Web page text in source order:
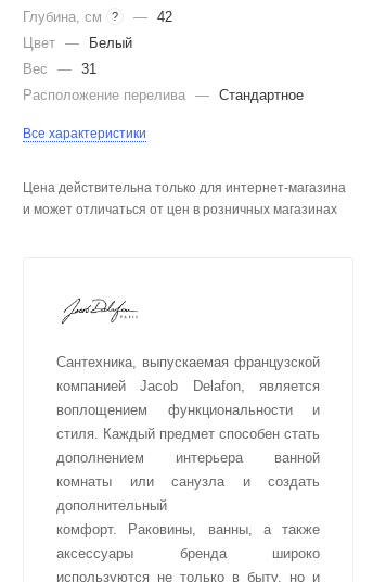
Глубина, см
? — 42
Цвет —
Белый
Вес
— 31
Расположение перелива — Стандартное
Все характеристики
Цена действительна только для интернет-магазина
и может отличаться от цен в розничных магазинах
Сантехника, выпускаемая французской
компанией Jacob Delafon, является
воплощением функциональности и
стиля. Каждый предмет способен стать
дополнением интерьера ванной
комнаты или санузла и создать
дополнительный
комфорт. Раковины, ванны, а также
аксессуары бренда широко
используются не только в быту, но и